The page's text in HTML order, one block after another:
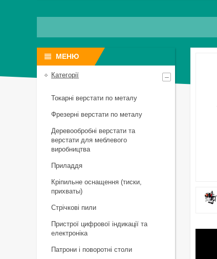
Категорії
Токарні верстати по металу
Фрезерні верстати по металу
Деревообробні верстати та
верстати для меблевого
виробництва
Приладдя
Кріпильне оснащення (тиски,
прихваты)
Стрічкові пили
Пристрої цифрової індикації та
електроніка
Патрони і поворотні столи